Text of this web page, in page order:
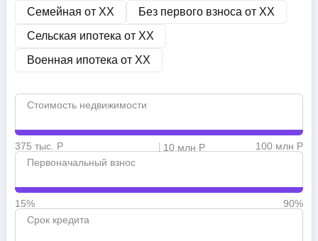
Семейная от XX Без первого взноса от XX
Сельская ипотека от XX
Военная ипотека от XX
Стоимость недвижимости
375 тыс. Р 10 млн Р
100 млн Р
Первоначальный взнос
15%
90%
Срок кредита